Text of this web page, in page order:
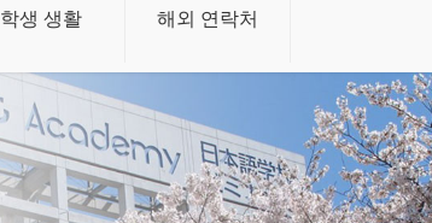
학생 생활 해외 연락처